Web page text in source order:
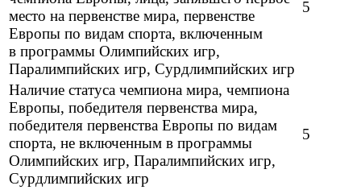
место на первенстве мира, первенстве
Европы по видам спорта, включенным
в программы Олимпийских игр,
Паралимпийских игр, Сурдлимпийских игр
5
Наличие статуса чемпиона мира, чемпиона
Европы, победителя первенства мира,
победителя первенства Европы по видам
спорта, не включенным в программы
Олимпийских игр, Паралимпийских игр,
Сурдлимпийских игр
5